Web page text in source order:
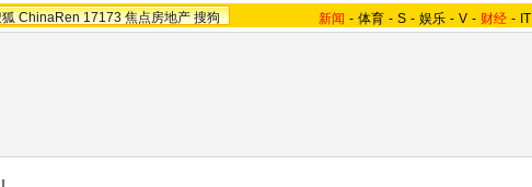
ChinaRen 17173 焦点房地产 搜狗 新闻 - 体育 - S - 娱乐 - V - 财经 - IT